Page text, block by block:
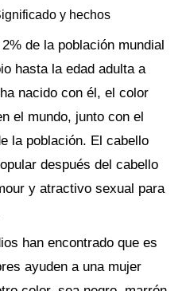
y hechos
de la población mundial
hasta la edad adulta a
nacido con él, el color
el mundo, junto con el
la población. El cabello
después del cabello
y atractivo sexual para
han encontrado que es
ayuden a una mujer